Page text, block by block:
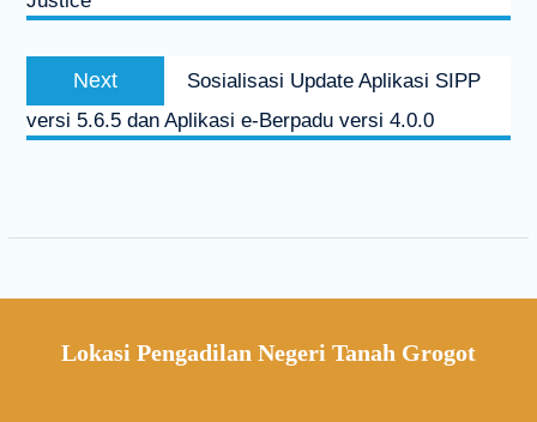
Next
Sosialisasi Update Aplikasi SIPP
versi 5.6.5 dan Aplikasi e-Berpadu versi 4.0.0
Lokasi Pengadilan Negeri Tanah Grogot